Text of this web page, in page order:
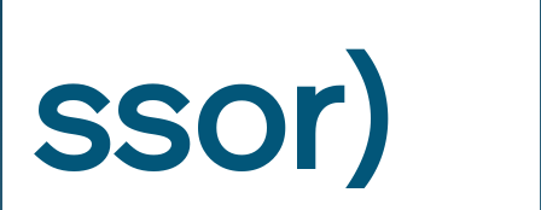
ssor)